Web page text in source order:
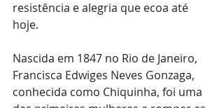
resistência e alegria que ecoa até
hoje.
Nascida em 1847 no Rio de Janeiro,
Francisca Edwiges Neves Gonzaga,
conhecida como Chiquinha, foi uma